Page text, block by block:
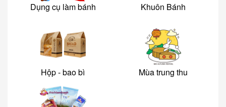
Dụng cụ làm bánh Khuôn Bánh
Hộp - bao bì Mùa trung thu